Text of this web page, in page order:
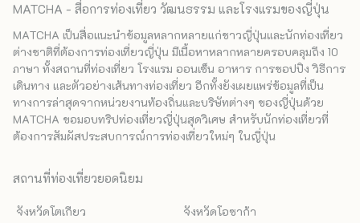
MATCHA - สื่อการท่องเที่ยว วัฒนธรรม และโรงแรมของญี่ปุ่น
MATCHA เป็นสื่อแนะนำข้อมูลหลากหลายแก่ชาวญี่ปุ่นและนักท่องเที่ยว
ต่างชาติที่ต้องการท่องเที่ยวญี่ปุ่น มีเนื้อหาหลากหลายครอบคลุมถึง 10
ภาษา ทั้งสถานที่ท่องเที่ยว โรงแรม ออนเซ็น อาหาร การชอปปิง วิธีการ
เดินทาง และตัวอย่างเส้นทางท่องเที่ยว อีกทั้งยังเผยแพร่ข้อมูลที่เป็น
ทางการล่าสุดจากหน่วยงานท้องถิ่นและบริษัทต่างๆ ของญี่ปุ่นด้วย
MATCHA ขอมอบทริปท่องเที่ยวญี่ปุ่นสุดวิเศษ สำหรับนักท่องเที่ยวที่
ต้องการสัมผัสประสบการณ์การท่องเที่ยวใหม่ๆ ในญี่ปุ่น
สถานที่ท่องเที่ยวยอดนิยม
จังหวัดโตเกียว จังหวัดโอซาก้า